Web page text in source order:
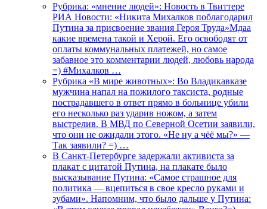
Рубрика: «мнение людей»: Новость в Твиттере
РИА Новости: «Никита Михалков поблагодарил
Путина за присвоение звания Героя Труда»Мдаа
какие времена такой и Херой. Его освободят от
оплаты коммунальных платежей, но самое
забавное это комментарии людей, любовь народа
=) #Михалков …
Рубрика «В мире животных»: Во Владикавказе
мужчина напал на пожилого таксиста, родные
пострадавшего в ответ прямо в больнице убили
его несколько раз ударив ножом, а затем
выстрелив. В МВД по Северной Осетии заявили,
что они не ожидали этого. «Не ну а чёё мы?» —
Так заявили? =) …
В Санкт-Петербурге задержали активиста за
плакат с цитатой Путина, на плакате было
высказывание Путина: «Самое страшное для
политика — вцепиться в свое кресло руками и
зубами». Напомним, что было дальше у Путина: